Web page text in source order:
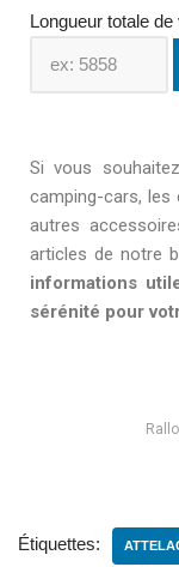
Longueur totale
Si vous
camping-cars,
autres
articles de notre
informations
sérénité pour
Étiquettes: